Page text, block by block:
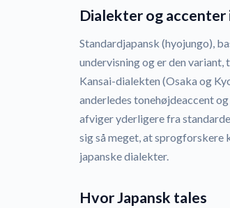
Dialekter og accenter
Standardjapansk (hyojungo),
undervisning og er den
Kansai-dialekten (Osaka og
anderledes tonehøjdeaccent
afviger yderligere fra
sig så meget, at sprogforskere
japanske dialekter.
Hvor Japansk tales